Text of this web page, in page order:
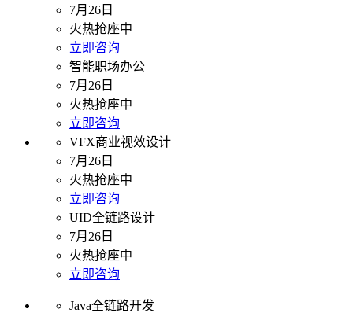
7月26日
火热抢座中
立即咨询
智能职场办公
7月26日
火热抢座中
立即咨询
VFX商业视效设计
7月26日
火热抢座中
立即咨询
UID全链路设计
7月26日
火热抢座中
立即咨询
Java全链路开发